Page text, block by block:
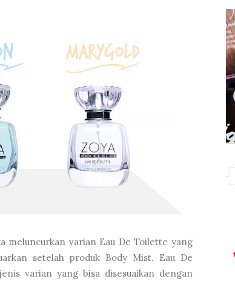
meluncurkan varian Eau De Toilette yang
setelah produk Body Mist. Eau De
varian yang bisa disesuaikan dengan